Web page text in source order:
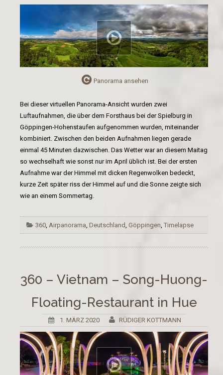
Panorama ansehen
Bei dieser virtuellen Panorama-Ansicht wurden zwei
Luftaufnahmen, die über dem Forsthaus bei der Spielburg in
Göppingen-Hohenstaufen aufgenommen wurden, miteinander
kombiniert. Zwischen den beiden Aufnahmen liegen gerade
einmal 45 Minuten dazwischen. Das Wetter war an diesem Maitag
so wechselhaft wie sonst nur im April üblich ist. Bei der ersten
Aufnahme war der Himmel mit dicken Regenwolken bedeckt,
kurze Zeit später riss der Himmel auf und die Sonne zeigte sich
wie an einem Sommertag.
360 Airpanorama ,Deutschland ,Göppingen ,Timelapse
360 – Vietnam – Song-Huong-
Floating-Restaurant in Hue
1. MÄRZ 2020 RÜDIGER KOTTMANN